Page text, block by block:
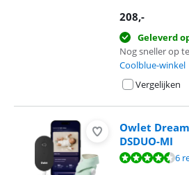
208,-
Geleverd
Nog sneller op
Coolblue-winkel
Vergelijken
Owlet
DSDUO-MI
Beoordeling is 9,4 van de 10, gebaseerd op
6